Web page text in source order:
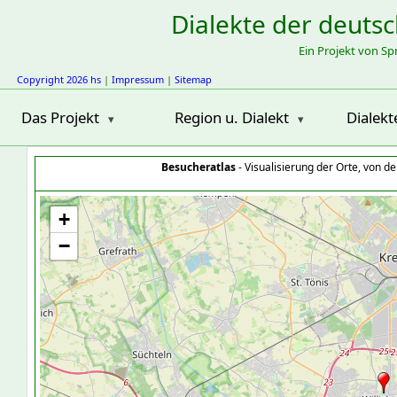
Dialekte der
Ein Projekt von
Copyright 2026 hs | Impressum | Sitemap
Das Projekt Region u. Dialekt
Besucheratlas- Visualisierung der Orte, von
+
−